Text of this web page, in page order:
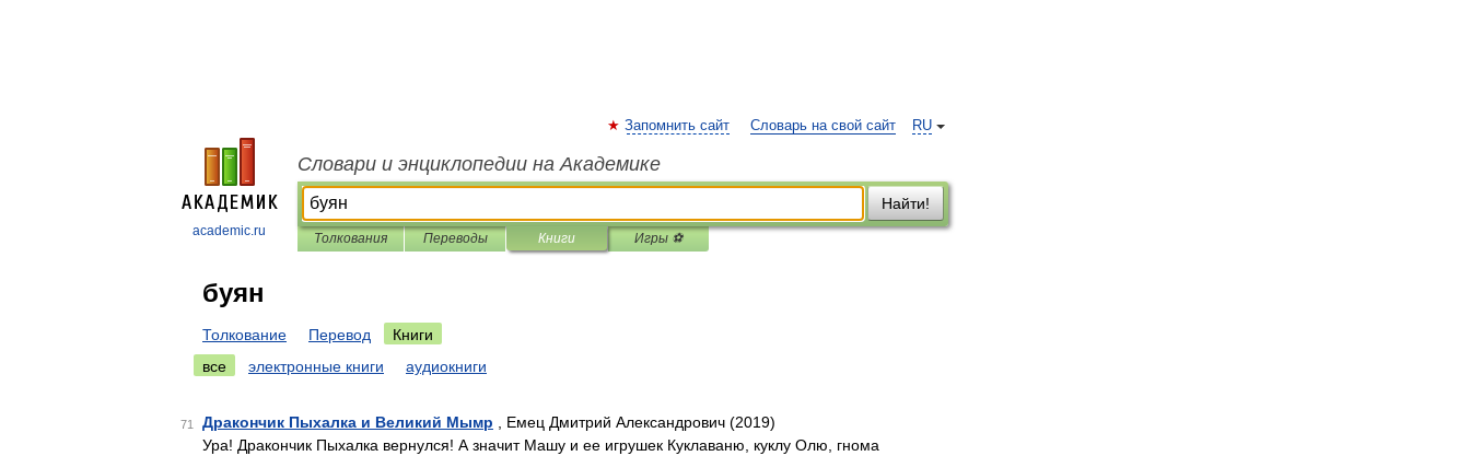
academic.ru
RU
Запомнить сайт Словарь на свой сайт
Словари и энциклопедии на Академике
Найти!
Толкования Переводы Книги Игры ⚽
буян
Толкование Перевод
Книги
все
электронные книги аудиокниги
71 Дракончик Пыхалка и Великий Мымр , Емец Дмитрий Александрович (2019)
Ура! Дракончик Пыхалка вернулся! А значит Машу и ее игрушек Куклаваню, куклу Олю, гнома